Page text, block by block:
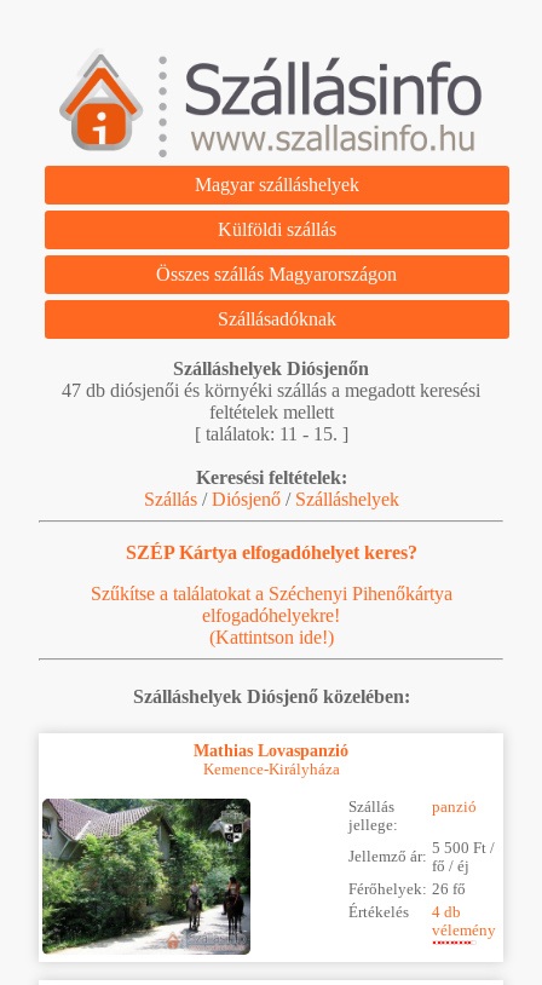
Magyar szálláshelyek
Külföldi szállás
Összes szállás Magyarországon
Szállásadóknak
Szálláshelyek Diósjenőn
47 db diósjenői és környéki szállás a megadott keresési
feltételek mellett
[ találatok: 11 - 15. ]
Keresési feltételek:
Szállás/Diósjenő/ Szálláshelyek
SZÉP Kártya elfogadóhelyet keres?
Szűkítse a találatokat a Széchenyi Pihenőkártya
elfogadóhelyekre!
(Kattintson ide!)
Szálláshelyek Diósjenő közelében:
Mathias Lovaspanzió
Kemence-Királyháza
Szállás
jellege:
panzió
Jellemző ár: 5 500 Ft /
fő / éj
Férőhelyek: 26 fő
Értékelés
4 db
vélemény